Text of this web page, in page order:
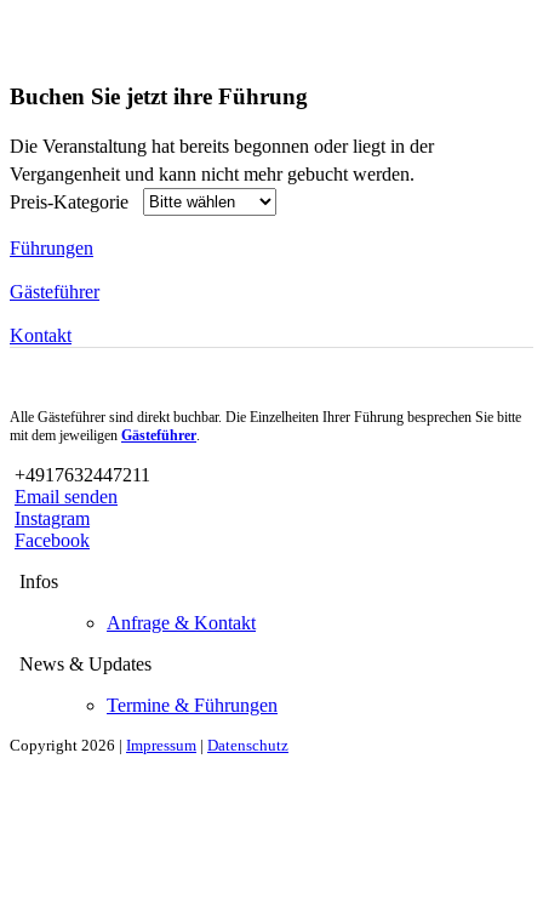
Buchen Sie jetzt ihre Führung
Die Veranstaltung hat bereits begonnen oder liegt in der
Vergangenheit und kann nicht mehr gebucht werden.
Preis-Kategorie
Führungen
Gästeführer
Kontakt
Alle Gästeführer sind direkt buchbar. Die Einzelheiten Ihrer Führung besprechen Sie bitte
mit dem jeweiligen Gästeführer.
+4917632447211
Email senden
Instagram
Facebook
Infos
Anfrage & Kontakt
News & Updates
Termine & Führungen
Copyright 2026 | Impressum | Datenschutz